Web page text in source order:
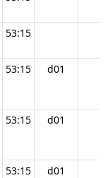
53:15
53:15 d01
53:15 d01
53:15 d01